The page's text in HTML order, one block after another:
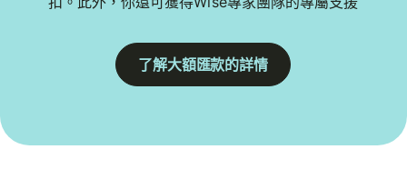
了解大額匯款的詳情